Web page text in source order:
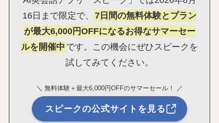
16日まで限定で、 7日間の無料体験とプラン
が最大6,000円OFFになるお得なサマーセー
ルを開催中 です。この機会にぜひスピークを
試してみてください。
＼ 無料体験＋最大6,000円OFFのサマーセール！ ／
スピークの公式サイトを見る